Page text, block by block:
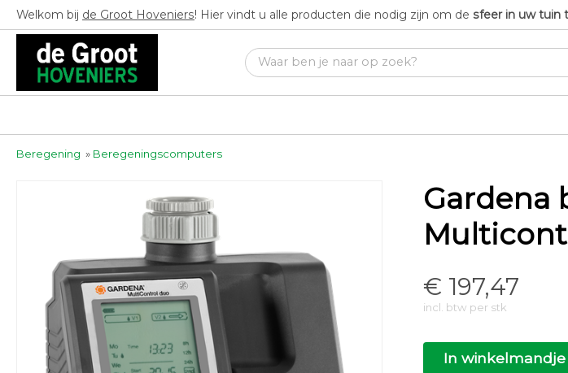
Welkom bij de Groot Hoveniers! Hier vindt u alle producten die nodig zijn om de sfeer in uw tuin
Beregening » Beregeningscomputers
Gardena
€ 197,47
incl. btw per stk
In winkelmandje